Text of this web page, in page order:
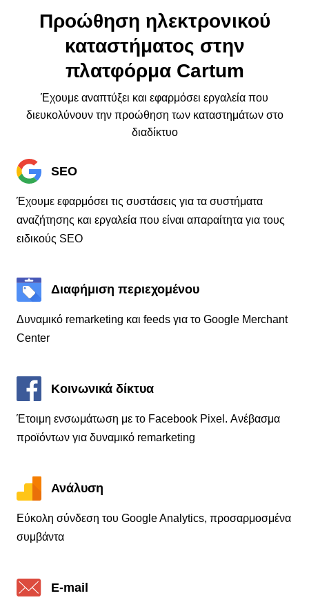
Προώθηση ηλεκτρονικού
καταστήματος στην
πλατφόρμα Cartum
Έχουμε αναπτύξει και εφαρμόσει εργαλεία που
διευκολύνουν την προώθηση των καταστημάτων στο
διαδίκτυο
SEO
Έχουμε εφαρμόσει τις συστάσεις για τα συστήματα
αναζήτησης και εργαλεία που είναι απαραίτητα για τους
ειδικούς SEO
Διαφήμιση περιεχομένου
Δυναμικό remarketing και feeds για το Google Merchant
Center
Κοινωνικά δίκτυα
Έτοιμη ενσωμάτωση με το Facebook Pixel. Ανέβασμα
προϊόντων για δυναμικό remarketing
Ανάλυση
Εύκολη σύνδεση του Google Analytics, προσαρμοσμένα
συμβάντα
E-mail